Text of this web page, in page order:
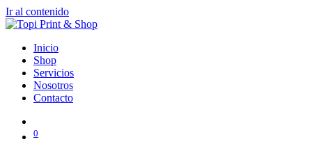
Ir al contenido
Inicio
Shop
Servicios
Nosotros
Contacto
0